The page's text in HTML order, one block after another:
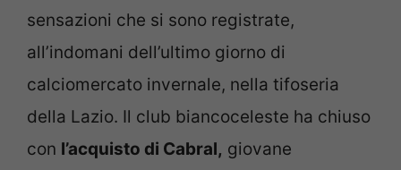
sensazioni che si sono registrate,
all’indomani dell’ultimo giorno di
calciomercato invernale, nella tifoseria
della Lazio. Il club biancoceleste ha chiuso
con l’acquisto di Cabral, giovane